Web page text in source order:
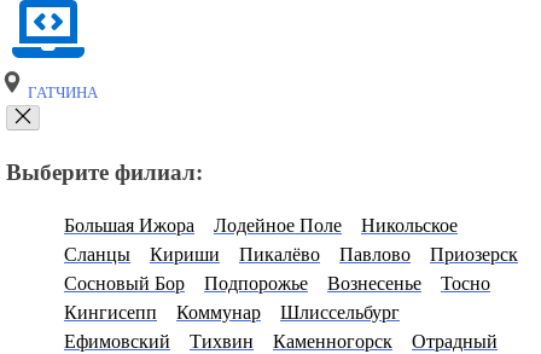
ГАТЧИНА
Выберите филиал:
Большая Ижора Лодейное Поле
Никольское
Сланцы
Кириши Пикалёво Павлово
Приозерск
Сосновый Бор
Подпорожье Вознесенье
Тосно
Кингисепп
Коммунар
Шлиссельбург
Ефимовский
Тихвин Каменногорск Отрадный